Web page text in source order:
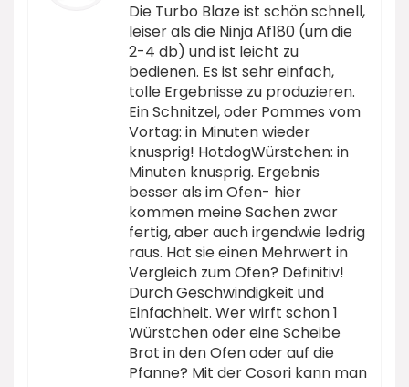
Die Turbo Blaze ist schön schnell,
leiser als die Ninja Af180 (um die
2-4 db) und ist leicht zu
bedienen. Es ist sehr einfach,
tolle Ergebnisse zu produzieren.
Ein Schnitzel, oder Pommes vom
Vortag: in Minuten wieder
knusprig! HotdogWürstchen: in
Minuten knusprig. Ergebnis
besser als im Ofen- hier
kommen meine Sachen zwar
fertig, aber auch irgendwie ledrig
raus. Hat sie einen Mehrwert in
Vergleich zum Ofen? Definitiv!
Durch Geschwindigkeit und
Einfachheit. Wer wirft schon 1
Würstchen oder eine Scheibe
Brot in den Ofen oder auf die
Pfanne? Mit der Cosori kann man